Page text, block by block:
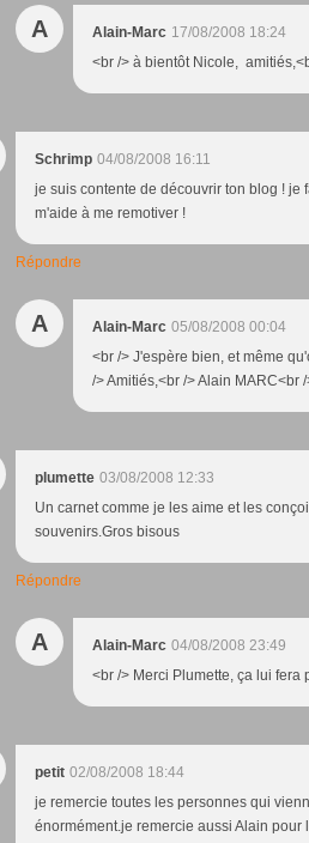
A Alain-Marc 17/08/2008 18:24
<br /> à bientôt Nicole,
Schrimp 04/08/2008 16:11
je suis contente de découvrir ton blog !
m'aide à me remotiver !
Répondre
A Alain-Marc 05/08/2008 00:04
<br /> J'espère bien, et même
/> Amitiés,<br /> Alain MARC<br
plumette 03/08/2008 12:33
Un carnet comme je les aime et les
souvenirs.Gros bisous
Répondre
A Alain-Marc 04/08/2008 23:49
<br /> Merci Plumette, ça lui fera
petit 02/08/2008 18:44
je remercie toutes les personnes qui
énormément.je remercie aussi Alain